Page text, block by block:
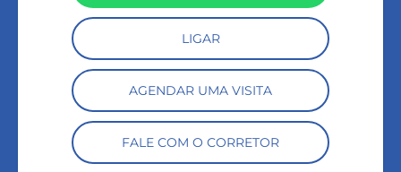
LIGAR
AGENDAR UMA VISITA
FALE COM O CORRETOR